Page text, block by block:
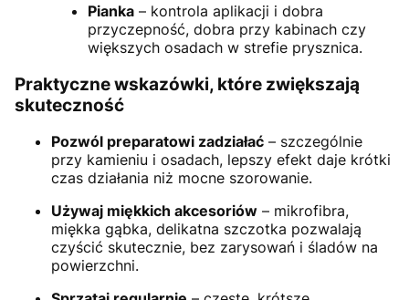
Pianka – kontrola aplikacji i dobra
przyczepność, dobra przy kabinach czy
większych osadach w strefie prysznica.
Praktyczne wskazówki, które zwiększają
skuteczność
Pozwól preparatowi zadziałać – szczególnie
przy kamieniu i osadach, lepszy efekt daje krótki
czas działania niż mocne szorowanie.
Używaj miękkich akcesoriów – mikrofibra,
miękka gąbka, delikatna szczotka pozwalają
czyścić skutecznie, bez zarysowań i śladów na
powierzchni.